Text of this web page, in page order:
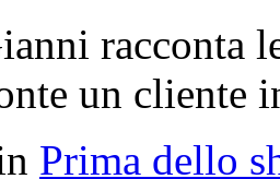
racconta
un cliente
Prima dello